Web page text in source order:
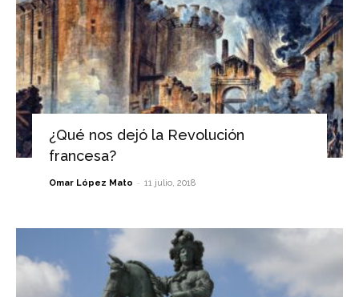
¿Qué nos dejó la Revolución
francesa?
Omar López Mato - 11 julio, 2018